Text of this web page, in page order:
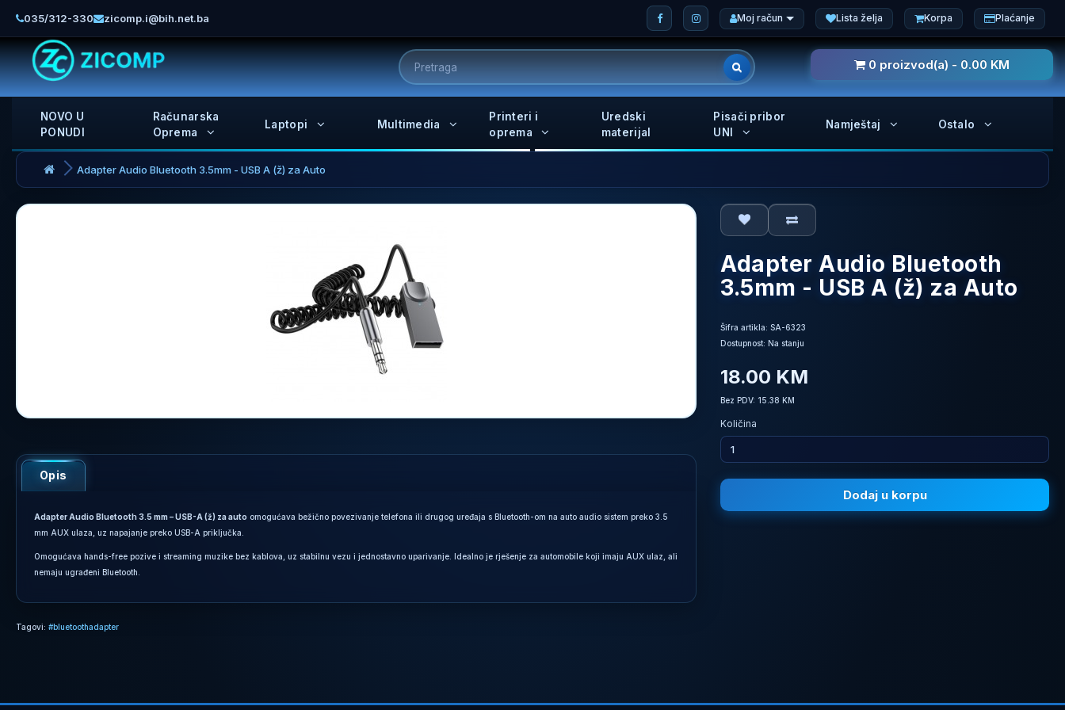
035/312-330 zicomp.i@bih.net.ba Moj račun Lista želja Korpa Plaćanje
0 proizvod(a) - 0.00 KM
NOVO U
PONUDI
Računarska
Oprema
Laptopi Multimedia
Printeri i
oprema
Uredski
materijal
Pisači pribor
UNI
Namještaj Ostalo
Adapter Audio Bluetooth 3.5mm - USB A (ž) za Auto
Opis
Adapter Audio Bluetooth 3.5 mm – USB-A (ž) za auto omogućava bežično povezivanje telefona ili drugog uređaja s Bluetooth-om na auto audio sistem preko 3.5
mm AUX ulaza, uz napajanje preko USB-A priključka.
Omogućava hands-free pozive i streaming muzike bez kablova, uz stabilnu vezu i jednostavno uparivanje. Idealno je rješenje za automobile koji imaju AUX ulaz, ali
nemaju ugrađeni Bluetooth.
Adapter Audio Bluetooth
3.5mm - USB A (ž) za Auto
Šifra artikla: SA-6323
Dostupnost: Na stanju
18.00 KM
Bez PDV: 15.38 KM
Količina
Dodaj u korpu
Tagovi: #bluetoothadapter